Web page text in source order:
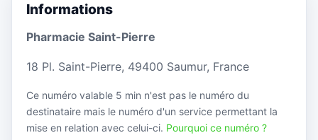
Informations
Pharmacie Saint-Pierre
18 Pl. Saint-Pierre, 49400 Saumur, France
Ce numéro valable 5 min n'est pas le numéro du
destinataire mais le numéro d'un service permettant la
mise en relation avec celui-ci. Pourquoi ce numéro ?